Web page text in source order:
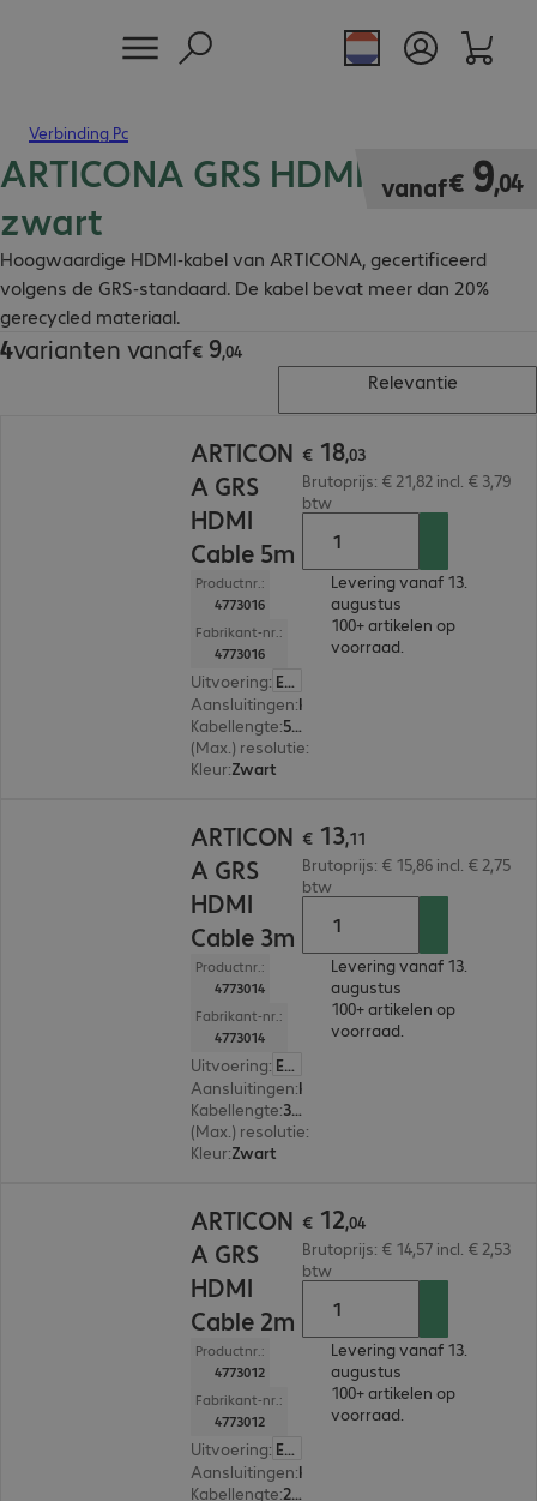
Verbinding Pc
ARTICONA GRS HDMI kabels
zwart
Hoogwaardige HDMI-kabel van ARTICONA, gecertificeerd
volgens de GRS-standaard. De kabel bevat meer dan 20%
gerecycled materiaal.
vanaf€ 9,04
€ 9,04
4varianten vanaf€ 9,04
€ 9,04
Relevantie
ARTICON
A GRS
HDMI
Cable 5m
Productnr.:
4773016
Fabrikant-nr.:
4773016
Uitvoering: Europa
Aansluitingen:
Kabellengte: 5 m
(Max.) resolutie:
Kleur:Zwart
€ 18,03
Brutoprijs: € 21,82 incl. € 3,79
btw
Levering vanaf 13.
augustus
100+ artikelen op
voorraad.
ARTICON
A GRS
HDMI
Cable 3m
Productnr.:
4773014
Fabrikant-nr.:
4773014
Uitvoering: Europa
Aansluitingen:
Kabellengte: 3 m
(Max.) resolutie:
Kleur:Zwart
€ 13,11
Brutoprijs: € 15,86 incl. € 2,75
btw
Levering vanaf 13.
augustus
100+ artikelen op
voorraad.
ARTICON
A GRS
HDMI
Cable 2m
Productnr.:
4773012
Fabrikant-nr.:
4773012
Uitvoering: Europa
Aansluitingen:
Kabellengte: 2 m
€ 12,04
Brutoprijs: € 14,57 incl. € 2,53
btw
Levering vanaf 13.
augustus
100+ artikelen op
voorraad.